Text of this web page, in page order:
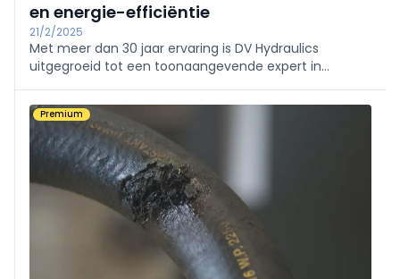
en energie-efficiëntie
21/2/2025
Met meer dan 30 jaar ervaring is DV Hydraulics
uitgegroeid tot een toonaangevende expert in
servopompsystemen en hydraulica op water
ontwikkelt het gedreven team moderne
totaaloplossingen op maat.
Premium